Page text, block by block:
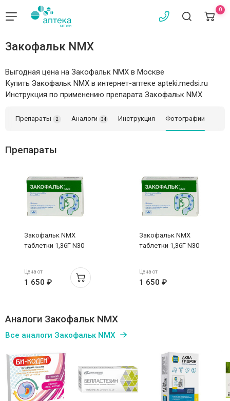
0
Закофальк NMX
Выгодная цена на Закофальк NMX в Москве
Купить Закофальк NMX в интернет-аптеке apteki.medsi.ru
Инструкция по применению препарата Закофальк NMX
Препараты 2 Аналоги 34 Инструкция Фотографии
Препараты
Закофальк NMX
таблетки 1,36Г N30
Цена от
1 650 ₽
Закофальк NMX
таблетки 1,36Г N30
Цена от
1 650 ₽
Аналоги Закофальк NMX
Все аналоги Закофальк NMX